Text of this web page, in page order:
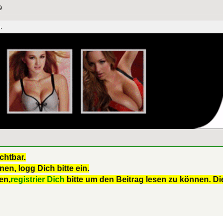
logg Dich bitte ein.
registrier Dich bitte um den Beitrag lesen zu können.